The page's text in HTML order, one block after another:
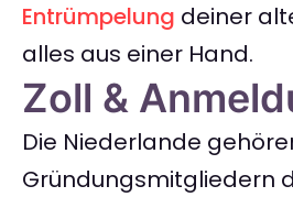
Entrümpelung deiner
alles aus einer Hand.
Zoll &
Die Niederlande
Gründungsmitgliedern